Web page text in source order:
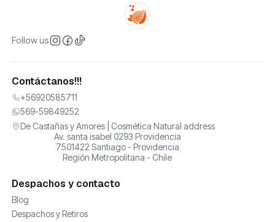
Follow us
Contáctanos!!!
+56920585711
569-59849252
De Castañas y Amores | Cosmética Natural address
Av. santa isabel 0293 Providencia
7501422 Santiago - Providencia
Región Metropolitana - Chile
Despachos y contacto
Blog
Despachos y Retiros